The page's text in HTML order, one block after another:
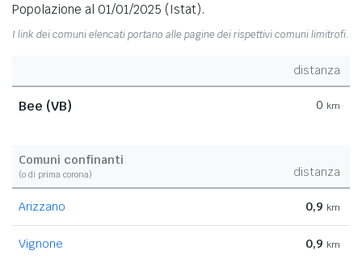
Popolazione al 01/01/2025 (Istat).
I link dei comuni elencati portano alle pagine dei rispettivi comuni limitrofi.
distanza
Bee (VB) 0 km
Comuni confinanti
(o di prima corona) distanza
Arizzano 0,9 km
Vignone 0,9 km